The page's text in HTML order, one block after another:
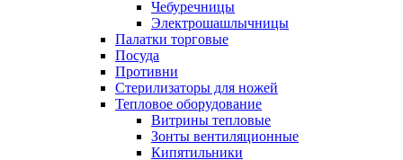
Чебуречницы
Электрошашлычницы
Палатки торговые
Посуда
Противни
Стерилизаторы для ножей
Тепловое оборудование
Витрины тепловые
Зонты вентиляционные
Кипятильники